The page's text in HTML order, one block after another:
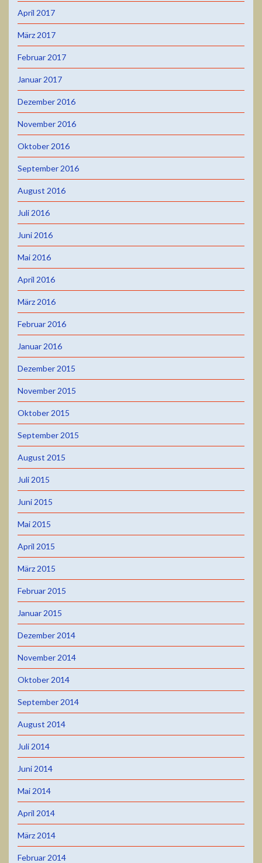
April 2017
März 2017
Februar 2017
Januar 2017
Dezember 2016
November 2016
Oktober 2016
September 2016
August 2016
Juli 2016
Juni 2016
Mai 2016
April 2016
März 2016
Februar 2016
Januar 2016
Dezember 2015
November 2015
Oktober 2015
September 2015
August 2015
Juli 2015
Juni 2015
Mai 2015
April 2015
März 2015
Februar 2015
Januar 2015
Dezember 2014
November 2014
Oktober 2014
September 2014
August 2014
Juli 2014
Juni 2014
Mai 2014
April 2014
März 2014
Februar 2014